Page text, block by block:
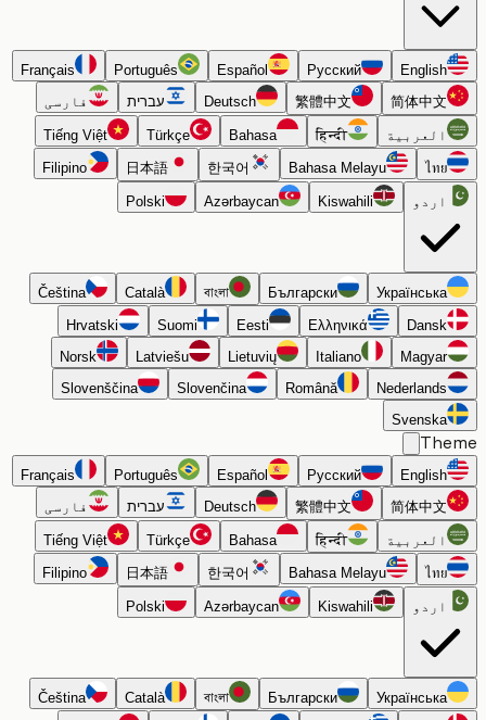
English
Русский
Español
Português
Français
简体中文
繁體中文
Deutsch עברית فارسی
العربية हिन्दी
Bahasa
Türkçe
Tiếng Việt
ไทย
Bahasa Melayu
한국어
日本語
Filipino
اردو Kiswahili
Azərbaycan
Polski
Українська
Български
বাংলা
Català
Čeština
Dansk
Ελληνικά
Eesti
Suomi
Hrvatski
Magyar
Italiano
Lietuvių
Latviešu
Norsk
Nederlands
Română
Slovenčina
Slovenščina
Svenska
English
Русский
Español
Português
Français
简体中文
繁體中文
Deutsch עברית فارسی
العربية हिन्दी
Bahasa
Türkçe
Tiếng Việt
ไทย
Bahasa Melayu
한국어
日本語
Filipino
اردو Kiswahili
Azərbaycan
Polski
Українська
Български
বাংলা
Català
Čeština